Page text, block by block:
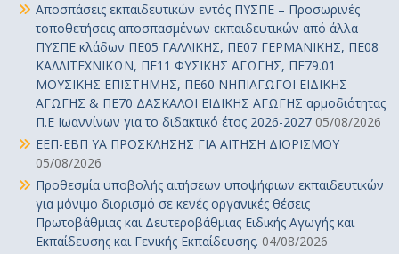
Αποσπάσεις εκπαιδευτικών εντός ΠΥΣΠΕ – Προσωρινές
τοποθετήσεις αποσπασμένων εκπαιδευτικών από άλλα
ΠΥΣΠΕ κλάδων ΠΕ05 ΓΑΛΛΙΚΗΣ, ΠΕ07 ΓΕΡΜΑΝΙΚΗΣ, ΠΕ08
ΚΑΛΛΙΤΕΧΝΙΚΩΝ, ΠΕ11 ΦΥΣΙΚΗΣ ΑΓΩΓΗΣ, ΠΕ79.01
ΜΟΥΣΙΚΗΣ ΕΠΙΣΤΗΜΗΣ, ΠΕ60 ΝΗΠΙΑΓΩΓΟΙ ΕΙΔΙΚΗΣ
ΑΓΩΓΗΣ & ΠΕ70 ΔΑΣΚΑΛΟΙ ΕΙΔΙΚΗΣ ΑΓΩΓΗΣ αρμοδιότητας
Π.Ε Ιωαννίνων για το διδακτικό έτος 2026-2027 05/08/2026
ΕΕΠ-ΕΒΠ ΥΑ ΠΡΟΣΚΛΗΣΗΣ ΓΙΑ ΑΙΤΗΣΗ ΔΙΟΡΙΣΜΟΥ
05/08/2026
Προθεσμία υποβολής αιτήσεων υποψήφιων εκπαιδευτικών
για μόνιμο διορισμό σε κενές οργανικές θέσεις
Πρωτοβάθμιας και Δευτεροβάθμιας Ειδικής Αγωγής και
Εκπαίδευσης και Γενικής Εκπαίδευσης. 04/08/2026